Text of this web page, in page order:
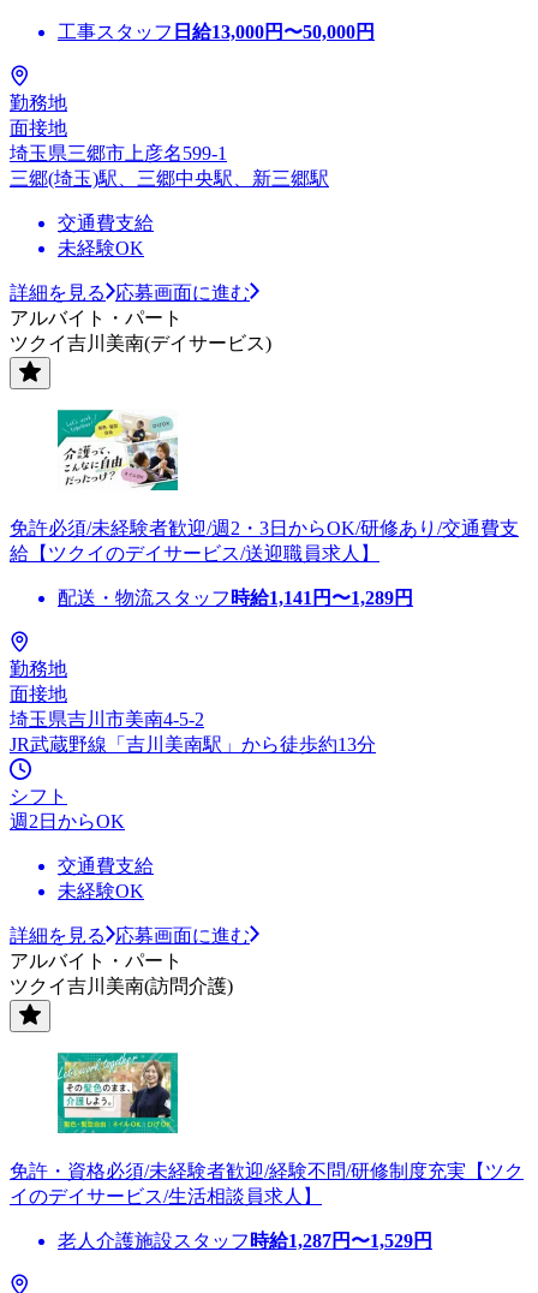
工事スタッフ 日給13,000円〜50,000円
勤務地
面接地
埼玉県三郷市上彦名599-1
三郷(埼玉)駅、三郷中央駅、新三郷駅
交通費支給
未経験OK
詳細を見る
応募画面に進む
アルバイト・パート
ツクイ吉川美南(デイサービス)
免許必須/未経験者歓迎/週2・3日からOK/研修あり/交通費支
給【ツクイのデイサービス/送迎職員求人】
配送・物流スタッフ 時給1,141 円〜1,289円
勤務地
面接地
埼玉県吉川市美南4-5-2
JR武蔵野線「吉川美南駅」から徒歩約13分
シフト
週2日からOK
交通費支給
未経験OK
詳細を見る
応募画面に進む
アルバイト・パート
ツクイ吉川美南(訪問介護)
免許・資格必須/未経験者歓迎/経験不問/研修制度充実【ツク
イのデイサービス/生活相談員求人】
老人介護施設スタッフ 時給1,287円〜1,529円